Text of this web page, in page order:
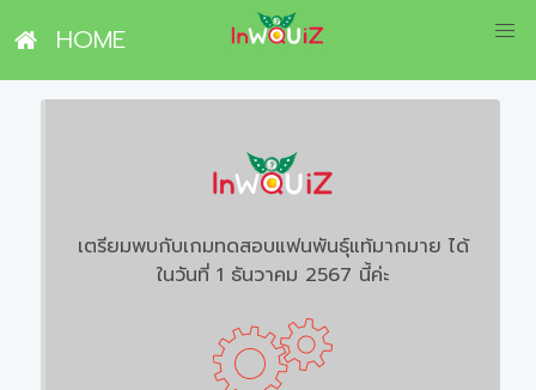
HOME
เตรียมพบกับเกมทดสอบแฟนพันธุ์แท้มากมาย ได้
ในวันที่ 1 ธันวาคม 2567 นี้ค่ะ